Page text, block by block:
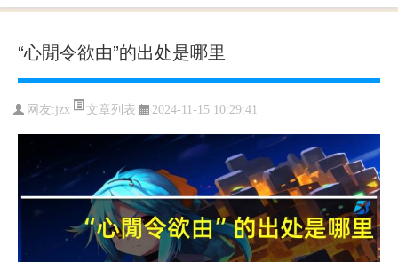
“心閒令欲由”的出处是哪里
网友:jzx 文章列表 2024-11-15 10:29:41